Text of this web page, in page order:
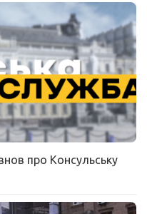
про Консульську